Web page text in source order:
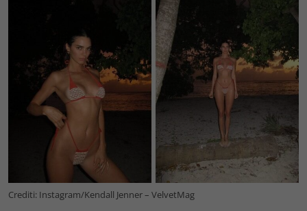
Crediti: Instagram/Kendall Jenner – VelvetMag